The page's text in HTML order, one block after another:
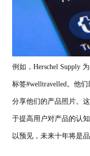
例如， Herschel Supply
标签#welltravelled。他
分享他们的产品照片。
于提高用户对产品的认
以预见，未来十年将是